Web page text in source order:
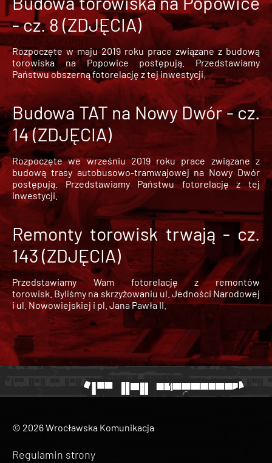
- cz. 8 (ZDJĘCIA)
Rozpoczęte w maju 2019 roku prace związane z budową
torowiska na Popowice
postępują. Przedstawiamy
Państwu obszerną fotorelację z tej inwestycji.
Budowa TAT na Nowy Dwór - cz.
14 (ZDJĘCIA)
Rozpoczęte we wrześniu 2019 roku prace związane z
budową trasy autobusowo-tramwajowej na Nowy Dwór
postępują. Przedstawiamy Państwu fotorelację z tej
inwestycji.
Remonty torowisk trwają - cz.
143 (ZDJĘCIA)
Przedstawiamy Wam fotorelację z remontów
torowisk. Byliśmy na skrzyżowaniu ul. Jedności Narodowej
i ul. Nowowiejskiej i pl. Jana Pawła II.
© 2026 Wrocławska Komunikacja
Regulamin strony